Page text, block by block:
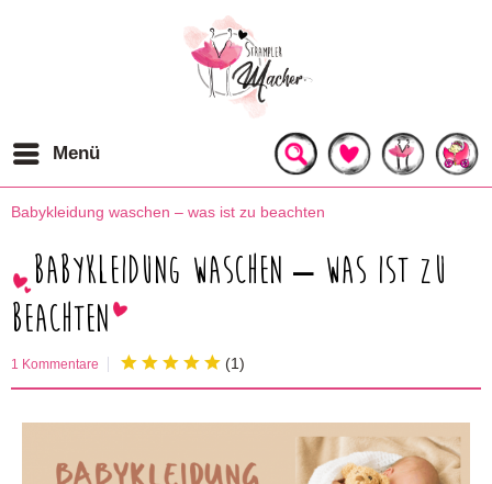
Menü
Babykleidung waschen – was ist zu beachten
Babykleidung waschen – was ist zu
beachten
1 Kommentare (1)